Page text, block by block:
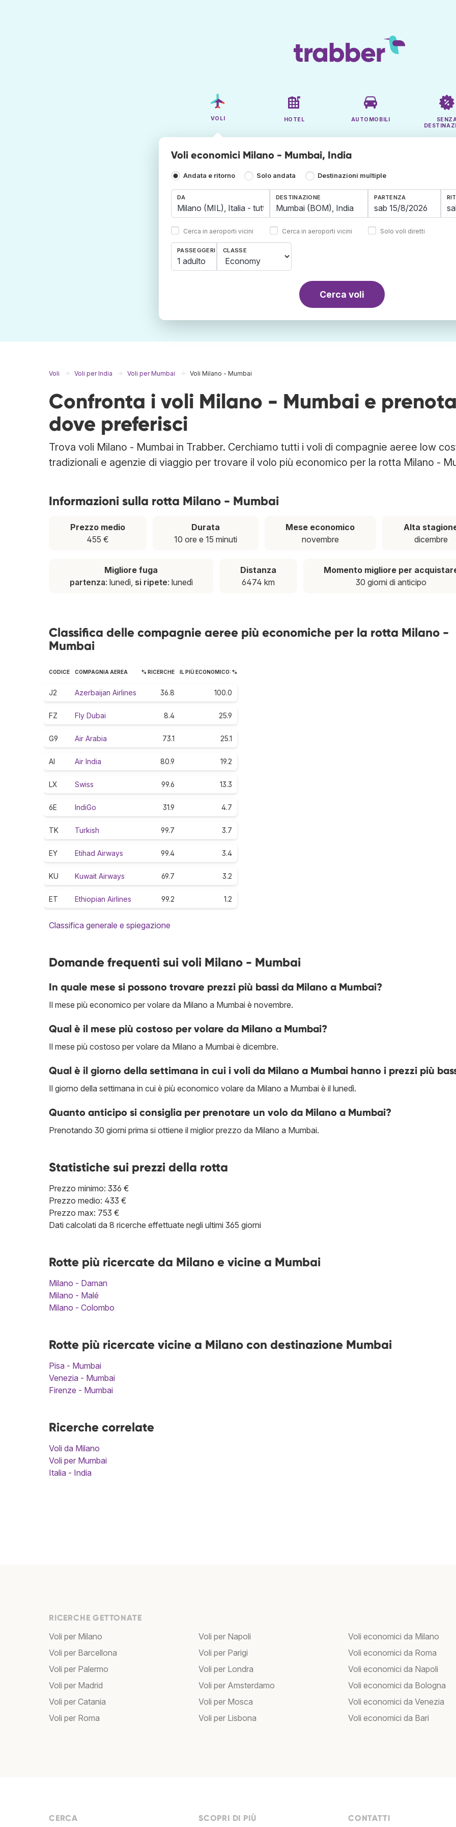
VOLI HOTEL AUTOMOBILI
Voli economici Milano - Mumbai, India
Andata e ritorno Solo andata Destinazioni multiple
DA
Cerca in aeroporti vicini
DESTINAZIONE
Cerca in aeroporti vicini
PARTENZA
Solo voli diretti
PASSEGGERI
1 adulto
CLASSE
Cerca voli
Voli Voli per India Voli per Mumbai Voli Milano - Mumbai
Confronta i voli Milano - Mumbai e
dove preferisci
Trova voli Milano - Mumbai in Trabber. Cerchiamo tutti i voli di compagnie aeree low
tradizionali e agenzie di viaggio per trovare il volo più economico per la rotta Milano -
Informazioni sulla rotta Milano - Mumbai
Prezzo medio
455 €
Durata
10 ore e 15 minuti
Mese economico
novembre
Alta
dicembre
Migliore fuga
partenza: lunedì, si ripete: lunedì
Distanza
6474 km
Momento migliore per
30 giorni di anticipo
Classifica delle compagnie aeree più economiche per la rotta Milano -
Mumbai
CODICE COMPAGNIA AEREA % RICERCHE IL PIÙ ECONOMICO: %
J2 Azerbaijan Airlines 36.8 100.0
FZ Fly Dubai 8.4 25.9
G9 Air Arabia 73.1 25.1
AI Air India 80.9 19.2
LX Swiss 99.6 13.3
6E IndiGo 31.9 4.7
TK Turkish 99.7 3.7
EY Etihad Airways 99.4 3.4
KU Kuwait Airways 69.7 3.2
ET Ethiopian Airlines 99.2 1.2
Classifica generale e spiegazione
Domande frequenti sui voli Milano - Mumbai
In quale mese si possono trovare prezzi più bassi da Milano a Mumbai?
Il mese più economico per volare da Milano a Mumbai è novembre.
Qual è il mese più costoso per volare da Milano a Mumbai?
Il mese più costoso per volare da Milano a Mumbai è dicembre.
Qual è il giorno della settimana in cui i voli da Milano a Mumbai hanno i prezzi più
Il giorno della settimana in cui è più economico volare da Milano a Mumbai è il lunedì.
Quanto anticipo si consiglia per prenotare un volo da Milano a Mumbai?
Prenotando 30 giorni prima si ottiene il miglior prezzo da Milano a Mumbai.
Statistiche sui prezzi della rotta
Prezzo minimo: 336 €
Prezzo medio: 433 €
Prezzo max: 753 €
Dati calcolati da 8 ricerche effettuate negli ultimi 365 giorni
Rotte più ricercate da Milano e vicine a Mumbai
Milano - Daman
Milano - Malé
Milano - Colombo
Rotte più ricercate vicine a Milano con destinazione Mumbai
Pisa - Mumbai
Venezia - Mumbai
Firenze - Mumbai
Ricerche correlate
Voli da Milano
Voli per Mumbai
Italia - India
RICERCHE GETTONATE
Voli per Milano
Voli per Barcellona
Voli per Palermo
Voli per Madrid
Voli per Catania
Voli per Roma
Voli per Napoli
Voli per Parigi
Voli per Londra
Voli per Amsterdamo
Voli per Mosca
Voli per Lisbona
Voli economici da Milano
Voli economici da Roma
Voli economici da Napoli
Voli economici da Bologna
Voli economici da Venezia
Voli economici da Bari
CERCA SCOPRI DI PIÙ CONTATTI